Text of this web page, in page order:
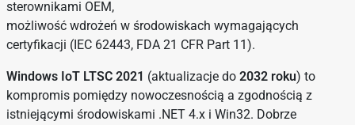
sterownikami OEM,
możliwość wdrożeń w środowiskach wymagających
certyfikacji (IEC 62443, FDA 21 CFR Part 11).
Windows IoT LTSC 2021 (aktualizacje do 2032 roku) to
kompromis pomiędzy nowoczesnością a zgodnością z
istniejącymi środowiskami .NET 4.x i Win32. Dobrze